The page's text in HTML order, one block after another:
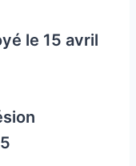
le 15 avril